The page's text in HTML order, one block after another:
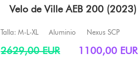
Velo de Ville AEB 200 (2023)
Talla: M-L-XL Aluminio Nexus SCP
2629,00 EUR 1100,00 EUR